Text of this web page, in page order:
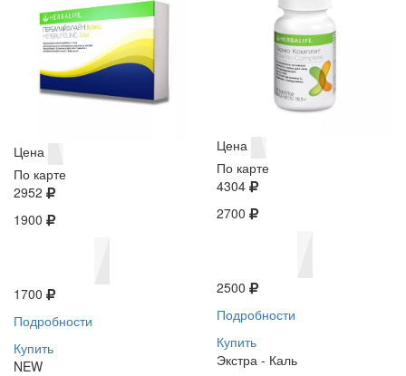
Цена
По карте
2952
1900
1700
Подробности
Купить
NEW
Цена
По карте
4304
2700
2500
Подробности
Купить
Экстра - Каль